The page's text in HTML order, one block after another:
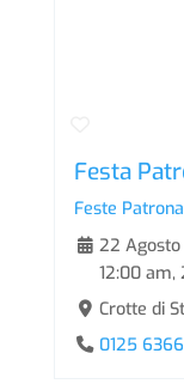
Festa
Feste
22
12:00 am,
Crotte di
0125